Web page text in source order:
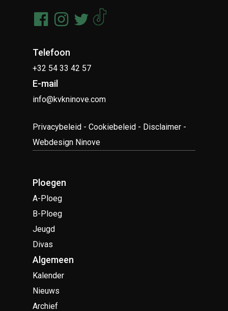
Telefoon
+32 54 33 42 57
E-mail
info@kvkninove.com
Privacybeleid -Cookiebeleid - Disclaimer -
Webdesign Ninove
Ploegen
A-Ploeg
B-Ploeg
Jeugd
Divas
Algemeen
Kalender
Nieuws
Archief